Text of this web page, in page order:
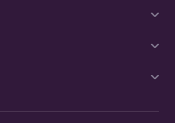
счету.